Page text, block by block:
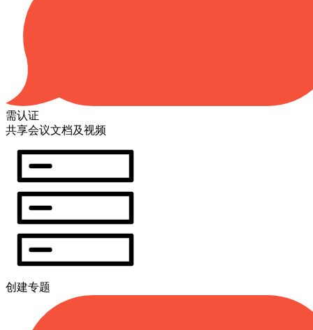
需认证
共享会议文档及视频
创建专题